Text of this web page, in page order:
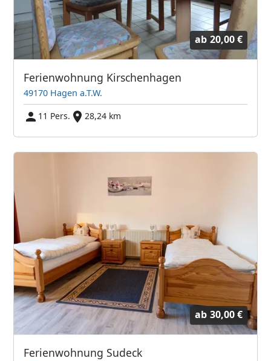
ab 20,00 €
Ferienwohnung Kirschenhagen
49170 Hagen a.T.W.
11 Pers.
28,24 km
ab 30,00 €
Ferienwohnung Sudeck